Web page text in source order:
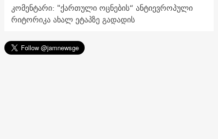
კომენტარი: "ქართული ოცნების“ ანტიევროპული
რიტორიკა ახალ ეტაპზე გადადის